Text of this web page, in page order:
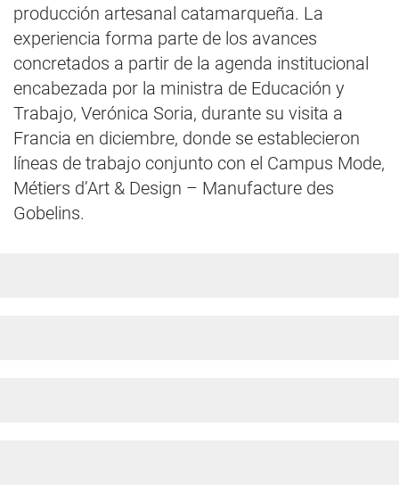
producción artesanal catamarqueña. La
experiencia forma parte de los avances
concretados a partir de la agenda institucional
encabezada por la ministra de Educación y
Trabajo, Verónica Soria, durante su visita a
Francia en diciembre, donde se establecieron
líneas de trabajo conjunto con el Campus Mode,
Métiers d’Art & Design – Manufacture des
Gobelins.